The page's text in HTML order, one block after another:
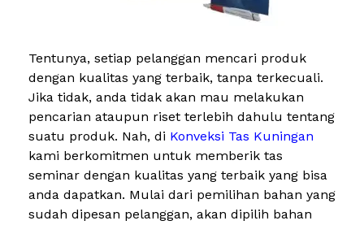
Tentunya, setiap pelanggan mencari produk
dengan kualitas yang terbaik, tanpa terkecuali.
Jika tidak, anda tidak akan mau melakukan
pencarian ataupun riset terlebih dahulu tentang
suatu produk. Nah, di Konveksi Tas Kuningan
kami berkomitmen untuk memberik tas
seminar dengan kualitas yang terbaik yang bisa
anda dapatkan. Mulai dari pemilihan bahan yang
sudah dipesan pelanggan, akan dipilih bahan